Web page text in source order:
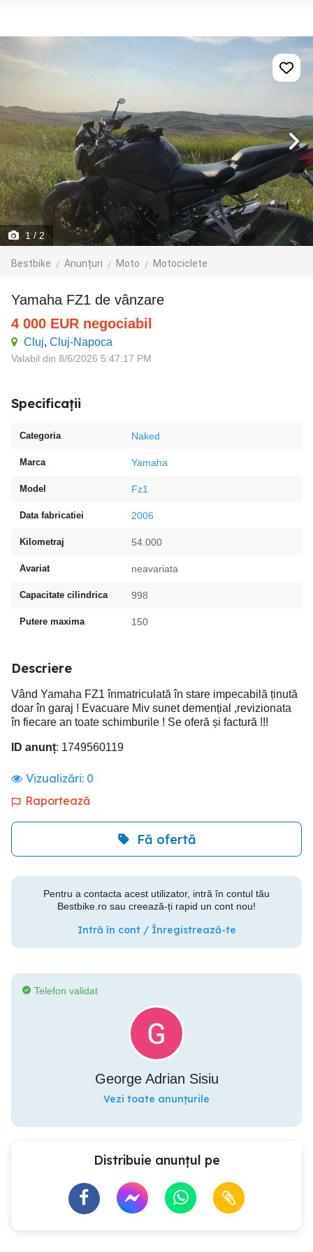
1/ 2
Bestbike Anunțuri Moto Motociclete
Yamaha FZ1 de vânzare
4 000 EUR negociabil
Cluj, Cluj-Napoca
Valabil din 8/6/2026 5:47:17 PM
Specificații
Categoria Naked
Marca Yamaha
Model Fz1
Data fabricatiei 2006
Kilometraj 54.000
Avariat neavariata
Capacitate cilindrica 998
Putere maxima 150
Descriere
Vând Yamaha FZ1 înmatriculată în stare impecabilă ținută
doar în garaj ! Evacuare Miv sunet demențial ,revizionata
în fiecare an toate schimburile ! Se oferă și factură !!!
ID anunț: 1749560119
Vizualizări: 0
Raportează
Fă ofertă
Pentru a contacta acest utilizator, intră în contul tău
Bestbike.ro sau creează-ți rapid un cont nou!
Intră în cont / Înregistrează-te
Telefon validat
George Adrian Sisiu
Vezi toate anunțurile
Distribuie anunțul pe